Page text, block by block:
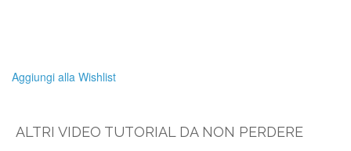
Aggiungi alla Wishlist
ALTRI VIDEO TUTORIAL DA NON PERDERE